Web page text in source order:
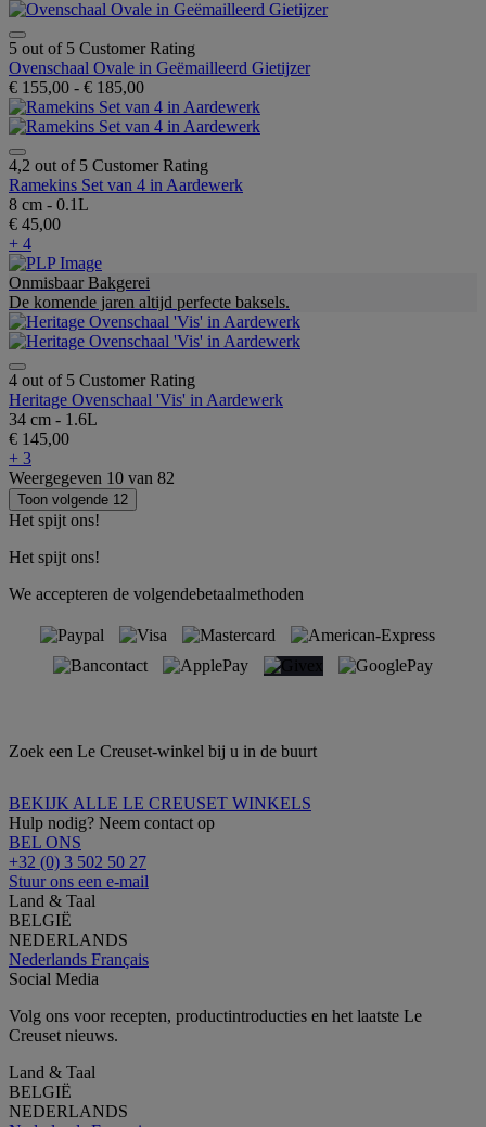
5 out of 5 Customer Rating
Ovenschaal Ovale in Geëmailleerd Gietijzer
€ 155,00 - € 185,00
4,2 out of 5 Customer Rating
Ramekins Set van 4 in Aardewerk
8 cm - 0.1L
€ 45,00
+ 4
Onmisbaar Bakgerei
De komende jaren altijd perfecte baksels.
4 out of 5 Customer Rating
Heritage Ovenschaal 'Vis' in Aardewerk
34 cm - 1.6L
€ 145,00
+ 3
Weergegeven 10 van 82
Toon volgende 12
Het spijt ons!
Het spijt ons!
We accepteren de volgendebetaalmethoden
Zoek een Le Creuset-winkel bij u in de buurt
BEKIJK ALLE LE CREUSET WINKELS
Hulp nodig? Neem contact op
BEL ONS
+32 (0) 3 502 50 27
Stuur ons een e-mail
Land & Taal
BELGIË
NEDERLANDS
Nederlands Français
Social Media
Volg ons voor recepten, productintroducties en het laatste Le
Creuset nieuws.
Land & Taal
BELGIË
NEDERLANDS